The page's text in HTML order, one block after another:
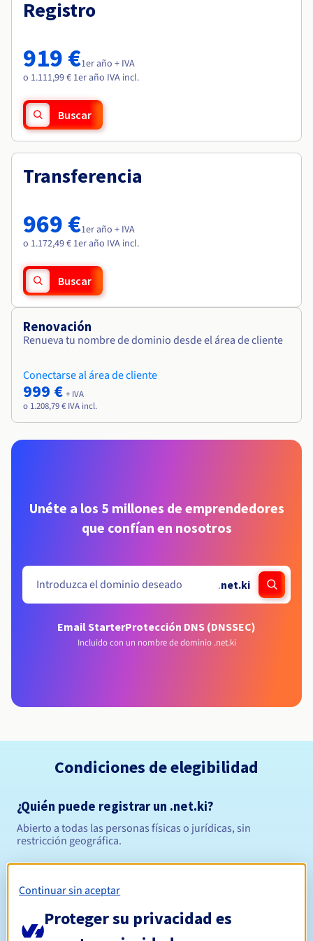
Precios
Roadmap & Changelog
Observabilidad
Roadmap y Changelog
Roadmap & Changelog
Roadmap & Changelog
Roadmap & Changelog
Registro
919 €1er año + IVA
o 1.111,99 € 1er año IVA incl.
Buscar
Transferencia
969 €1er año + IVA
o 1.172,49 € 1er año IVA incl.
Buscar
Renovación
Renueva tu nombre de dominio desde el área de cliente
Conectarse al área de cliente
999 € + IVA
o 1.208,79 € IVA incl.
Unéte a los 5 millones de emprendedores
que confían en nosotros
.net.ki
Email StarterProtección DNS (DNSSEC)
Incluido con un nombre de dominio .net.ki
Condiciones de elegibilidad
¿Quién puede registrar un .net.ki?
Abierto a todas las personas físicas o jurídicas, sin
restricción geográfica.
Continuar sin aceptar
Proteger su privacidad es